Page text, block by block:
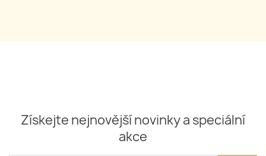
Získejte nejnovější novinky a speciální
akce